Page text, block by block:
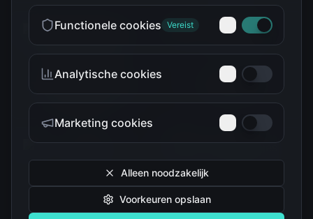
The Simpsons
Troetelbeertjes
Functionele cookies Vereist
Analytische cookies
Marketing cookies
Alleen noodzakelijk
Voorkeuren opslaan